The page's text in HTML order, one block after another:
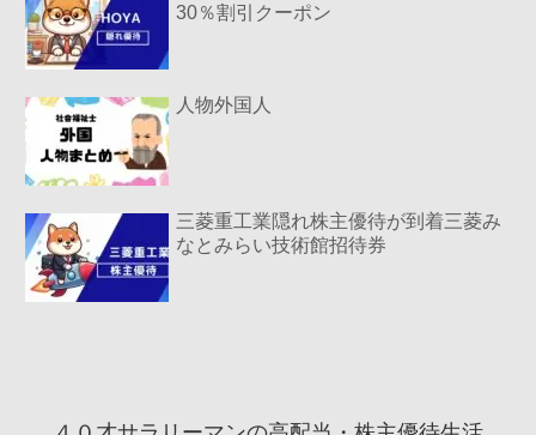
30％割引クーポン
人物外国人
三菱重工業隠れ株主優待が到着三菱み
なとみらい技術館招待券